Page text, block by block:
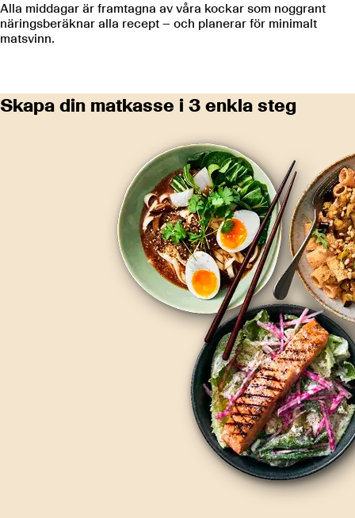
Alla middagar är framtagna av våra kockar som noggrant
näringsberäknar alla recept – och planerar för minimalt
matsvinn.
Skapa din matkasse i 3 enkla steg